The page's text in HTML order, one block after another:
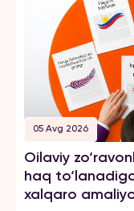
05 Avg 2026
Oilaviy
haq
xalqaro